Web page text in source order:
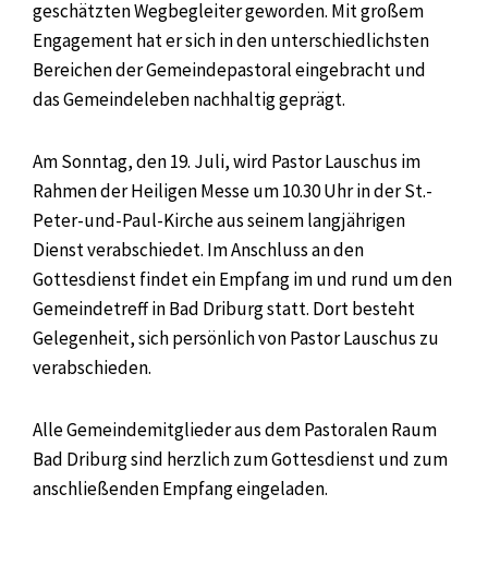
geschätzten Wegbegleiter geworden. Mit großem
Engagement hat er sich in den unterschiedlichsten
Bereichen der Gemeindepastoral eingebracht und
das Gemeindeleben nachhaltig geprägt.
Am Sonntag, den 19. Juli, wird Pastor Lauschus im
Rahmen der Heiligen Messe um 10.30 Uhr in der St.-
Peter-und-Paul-Kirche aus seinem langjährigen
Dienst verabschiedet. Im Anschluss an den
Gottesdienst findet ein Empfang im und rund um den
Gemeindetreff in Bad Driburg statt. Dort besteht
Gelegenheit, sich persönlich von Pastor Lauschus zu
verabschieden.
Alle Gemeindemitglieder aus dem Pastoralen Raum
Bad Driburg sind herzlich zum Gottesdienst und zum
anschließenden Empfang eingeladen.